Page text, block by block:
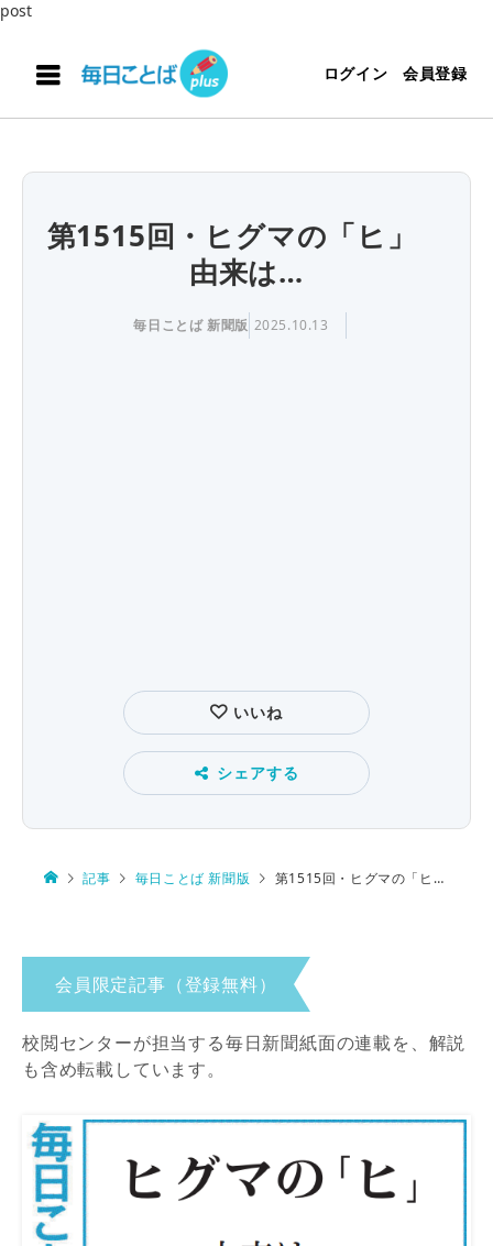
post
ログイン 会員登録
第1515回・ヒグマの「ヒ」
由来は…
毎日ことば 新聞版 2025.10.13
いいね
シェアする
記事 毎日ことば 新聞版 第1515回・ヒグマの「ヒ」 由来は…
会員限定記事（登録無料）
校閲センターが担当する毎日新聞紙面の連載を、解説
も含め転載しています。